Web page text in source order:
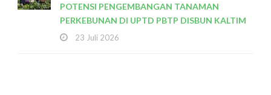
POTENSI PENGEMBANGAN TANAMAN
PERKEBUNAN DI UPTD PBTP DISBUN KALTIM
23 Juli 2026